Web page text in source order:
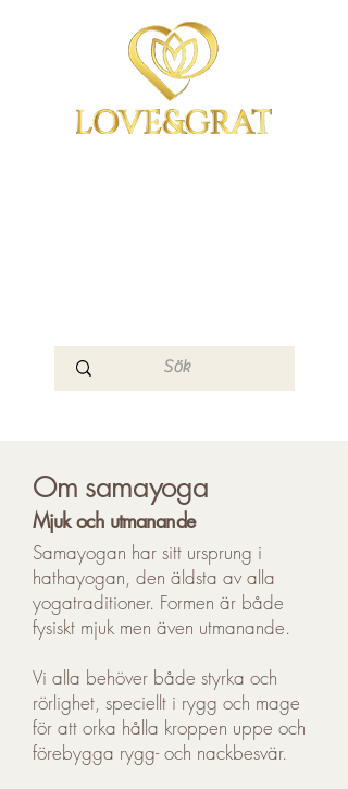
Om samayoga
Mjuk och utmanande
Samayogan har sitt ursprung i
hathayogan, den äldsta av alla
yogatraditioner. Formen är både
fysiskt mjuk men även utmanande.
Vi alla behöver både styrka och
rörlighet, speciellt i rygg och mage
för att orka hålla kroppen uppe och
förebygga rygg- och nackbesvär.